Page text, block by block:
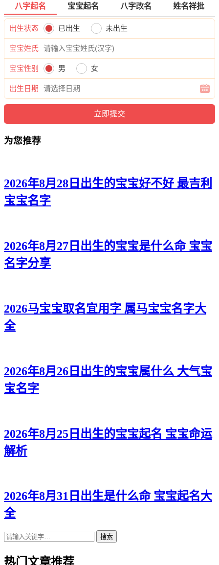
林芙、萱璇、晓雨、昊兮、桂佑、影爱、菡灵、缘妮、琛牧、
海琦、乐灏、志任、昀俊、海琛、旭世、译华、江唯、振岩、
辉彦、曜海、昊海、炎远、寅翰、伟耀、浩天、宇正、彦云、
嘉东、易海、浩晓、华旻、廷宽、翰戈、诚诚、奕奕、洋宽、
金尊、寅奕、晓立、郎炎、易威、凡宽、航洺、晓震、俊博、
泽曜、嘉信、远正、源逸、钦海、译博、郎霆、恺寅、帆瑾、
志清、唯强、天东、启易、炎灏、本玄、景正、翰新、江聪、
源廷、云彦、诺辰、泽世、瑜弘、航浩、言迪、旭博、景伦、
八字起名 宝宝起名 八字改名 姓名祥批
出生状态 已出生 未出生
宝宝姓氏
宝宝性别 男 女
出生日期
为您推荐
2026年8月28日出生的宝宝好不好 最吉利
宝宝名字
2026年8月27日出生的宝宝是什么命 宝宝
名字分享
2026马宝宝取名宜用字 属马宝宝名字大
全
2026年8月26日出生的宝宝属什么 大气宝
宝名字
2026年8月25日出生的宝宝起名 宝宝命运
解析
2026年8月31日出生是什么命 宝宝起名大
全
搜索
热门文章推荐